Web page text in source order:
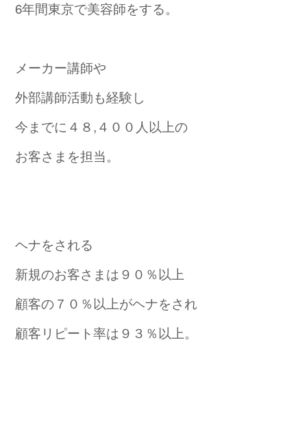
6年間東京で美容師をする。
メーカー講師や
外部講師活動も経験し
今までに４８,４００人以上の
お客さまを担当。
ヘナをされる
新規のお客さまは９０％以上
顧客の７０％以上がヘナをされ
顧客リピート率は９３％以上。